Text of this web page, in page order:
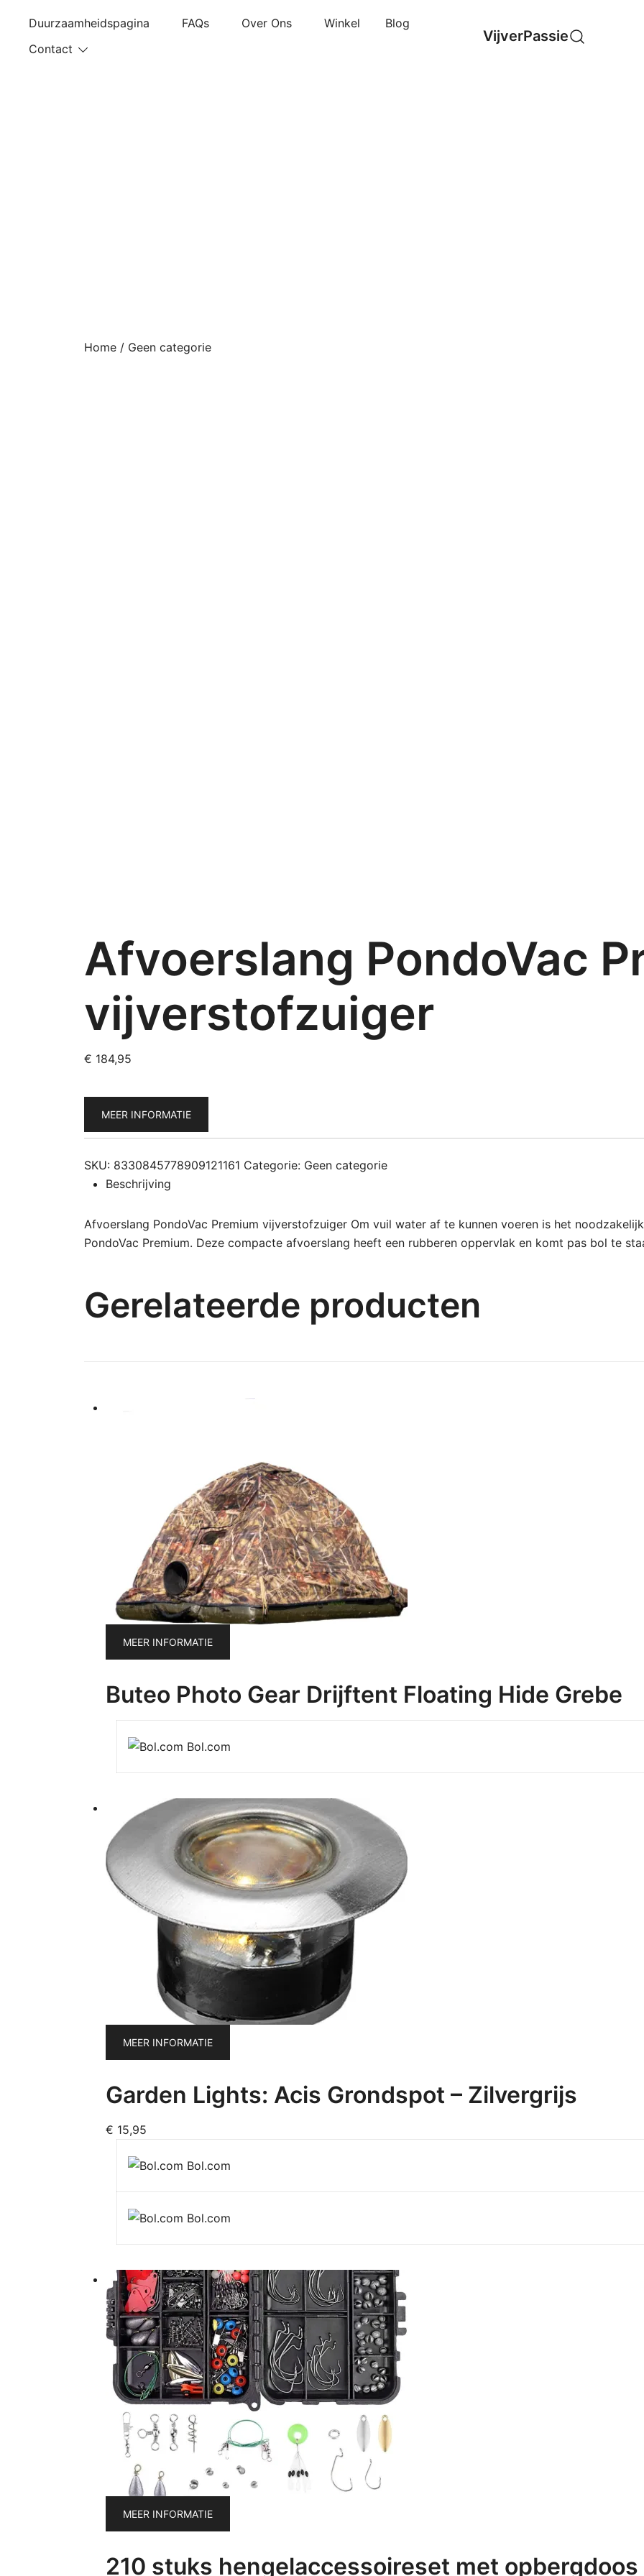
Duurzaamheidspagina FAQs Over Ons Winkel
Blog
Contact
VijverPassie
Home / Geen categorie
Afvoerslang PondoVac
vijverstofzuiger
€ 184,95
MEER INFORMATIE
SKU: 8330845778909121161 Categorie: Geen categorie
Beschrijving
Afvoerslang PondoVac Premium vijverstofzuiger Om vuil water af te kunnen voeren is het
PondoVac Premium. Deze compacte afvoerslang heeft een rubberen oppervlak en komt pas bol te
Gerelateerde producten
MEER INFORMATIE
Buteo Photo Gear Drijftent Floating Hide Grebe
Bol.com
MEER INFORMATIE
Garden Lights: Acis Grondspot – Zilvergrijs
€ 15,95
Bol.com
Bol.com
MEER INFORMATIE
210 stuks hengelaccessoireset met opbergdoos